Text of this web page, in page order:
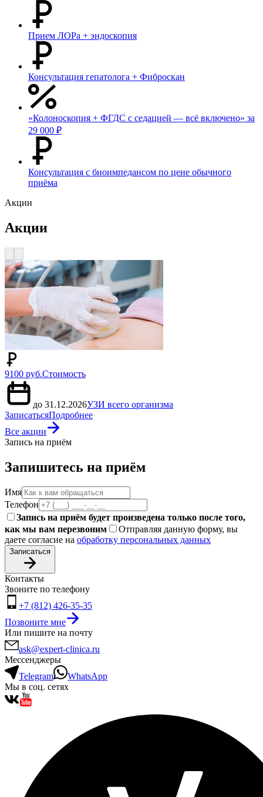
Прием ЛОРа + эндоскопия
Консультация гепатолога + Фиброскан
«Колоноскопия + ФГДС с седацией — всё включено» за
29 000 ₽
Консультация с биоимпедансом по цене обычного
приёма
Акции
Акции
9100 руб.Стоимость
до 31.12.2026УЗИ всего организма
ЗаписатьсяПодробнее
Все акции
Запись на приём
Запишитесь на приём
Имя
Телефон
Запись на приём будет произведена только после того,
как мы вам перезвоним
Отправляя данную форму, вы
даете согласие на обработку персональных данных
Записаться
Контакты
Звоните по телефону
+7 (812) 426-35-35
Позвоните мне
Или пишите на почту
ask@expert-clinica.ru
Мессенджеры
Telegram
WhatsApp
Мы в соц. сетях